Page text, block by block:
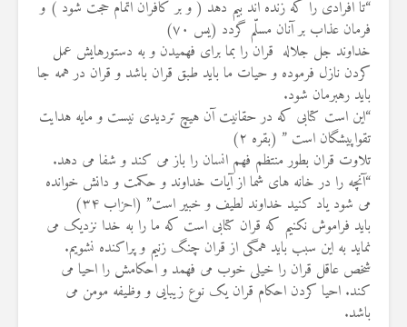
“تا افرادی را که زنده اند بیم دهد ( و بر کافران اتمام حجّت شود ) و
فرمان عذاب بر آنان مسلّم گردد (یس ۷۰)
خداوند جل جلاله قران را بما برای فهمیدن و به دستورهایش عمل
کردن نازل فرموده و حیات ما باید طبق قران باشد و قران در همه جا
باید رهبرمان شود.
“این است کتابى که در حقانیت آن هیچ تردیدى نیست و مایه هدایت
تقواپیشگان است ” (بقره ۲)
تلاوت قران بطور منتظم فهم انسان را باز می کند و شفا می دهد.
“آنچه را در خانه های شما از آیات خداوند و حکمت و دانش خوانده
می شود یاد کنید خداوند لطیف و خبیر است” (احزاب ۳۴)
باید فراموش نکنیم که قران کتابی است که ما را به خدا نزدیک می
نماید به این سبب باید همگی از قران چنگ زنیم و پراکنده نشویم.
شخص عاقل قران را خیلی خوب می فهمد و احکامش را احیا می
کند. احیا کردن احکام قران یک نوع زیبایی و وظیفه مومن می
باشد.